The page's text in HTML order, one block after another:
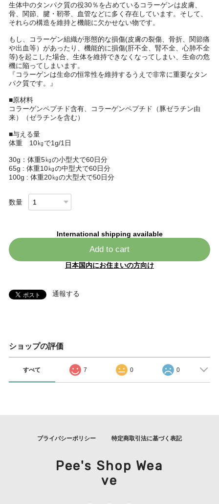
生体中のタンパク質の役30％を占めているコラーゲンは皮膚、
骨、関節、腱・靭帯、血管などに多く存在しています。そして、
それらの構造を維持と機能に欠かせない物です。
もし、コラーゲン組織が形態的な損傷(皮膚の裂傷、骨折、関節痛
や出血等）があったり、機能的に損傷(肝不全、腎不全、心肺不全
等)を起こした場合、生体を維持できなくなってしまい、生命の危
機に陥ってしまいます。
『コラーゲンは生命の恒常性を維持するうえで非常に重要なタン
パク質です。』
■原材料
コラーゲンペプチド含有、コラーゲンペプチド（豚ゼラチン由
来）（ゼラチンを含む）
■与える量
体重 10㎏で1g/1日
30g：体重5㎏の小型犬で60日分
65g : 体重10㎏の中型犬で60日分
100g : 体重20㎏の大型犬で50日分
数量
International shipping available
Add to cart
日本国内にお住まいの方向け
通報する
ショップの評価
すべて 7 0 0
プライバシーポリシー 特定商取引法に基づく表記
Pee's Shop Wea
ve